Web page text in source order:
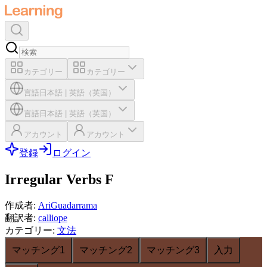
カテゴリー カテゴリー
言語 日本語 英語（英国）
言語 日本語 英語（英国）
アカウント アカウント
登録 ログイン
Irregular Verbs F
作成者: AriGuadarrama
翻訳者: calliope
カテゴリー: 文法
マッチング1
マッチング2 マッチング3 入力